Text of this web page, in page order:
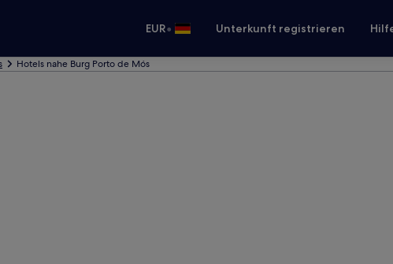
EUR• Unterkunft registrieren
Hotels nahe Burg Porto de Mós